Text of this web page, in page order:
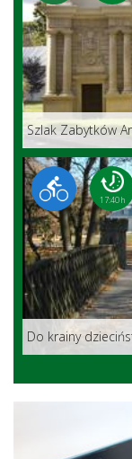
Szlak Zabytków
17:40 h
Do krainy